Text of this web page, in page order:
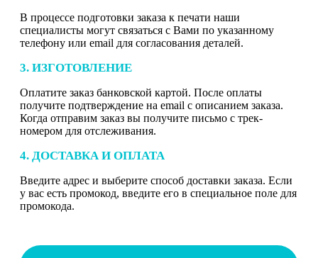
В процессе подготовки заказа к печати наши
специалисты могут связаться с Вами по указанному
телефону или email для согласования деталей.
3. ИЗГОТОВЛЕНИЕ
Оплатите заказ банковской картой. После оплаты
получите подтверждение на email с описанием заказа.
Когда отправим заказ вы получите письмо с трек-
номером для отслеживания.
4. ДОСТАВКА И ОПЛАТА
Введите адрес и выберите способ доставки заказа. Если
у вас есть промокод, введите его в специальное поле для
промокода.